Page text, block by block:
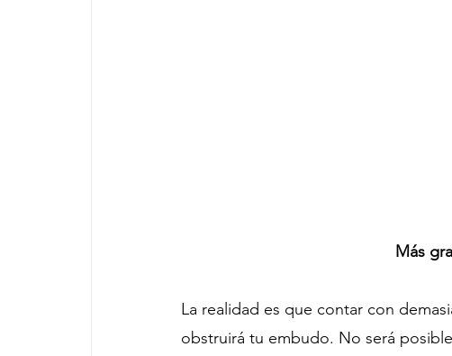
Más
La realidad es que contar con
obstruirá tu embudo. No será